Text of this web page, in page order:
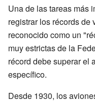
Una de las tareas más
registrar los récords de
reconocido como un
muy estrictas de la
récord debe superar el
específico.
Desde 1930, los